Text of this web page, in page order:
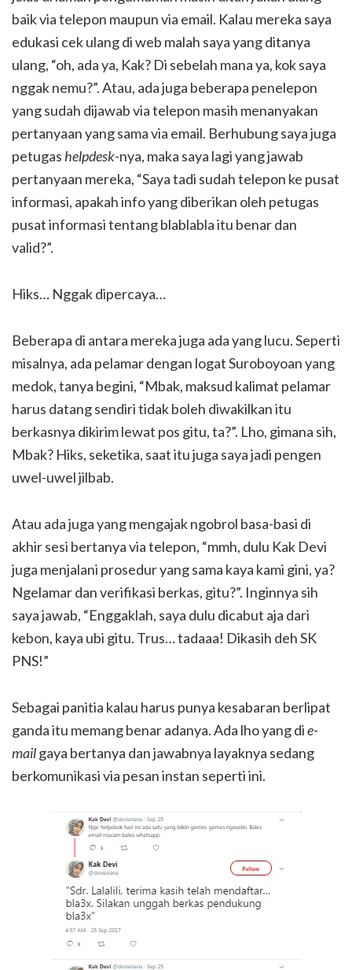
baik via telepon maupun via email. Kalau mereka saya
edukasi cek ulang di web malah saya yang ditanya
ulang, “oh, ada ya, Kak? Di sebelah mana ya, kok saya
nggak nemu?”. Atau, ada juga beberapa penelepon
yang sudah dijawab via telepon masih menanyakan
pertanyaan yang sama via email. Berhubung saya juga
petugas helpdesk-nya, maka saya lagi yang jawab
pertanyaan mereka, “Saya tadi sudah telepon ke pusat
informasi, apakah info yang diberikan oleh petugas
pusat informasi tentang blablabla itu benar dan
valid?”.
Hiks… Nggak dipercaya…
Beberapa di antara mereka juga ada yang lucu. Seperti
misalnya, ada pelamar dengan logat Suroboyoan yang
medok, tanya begini, “Mbak, maksud kalimat pelamar
harus datang sendiri tidak boleh diwakilkan itu
berkasnya dikirim lewat pos gitu, ta?”. Lho, gimana sih,
Mbak? Hiks, seketika, saat itu juga saya jadi pengen
uwel-uwel jilbab.
Atau ada juga yang mengajak ngobrol basa-basi di
akhir sesi bertanya via telepon, “mmh, dulu Kak Devi
juga menjalani prosedur yang sama kaya kami gini, ya?
Ngelamar dan verifikasi berkas, gitu?”. Inginnya sih
saya jawab, “Enggaklah, saya dulu dicabut aja dari
kebon, kaya ubi gitu. Trus… tadaaa! Dikasih deh SK
PNS!”
Sebagai panitia kalau harus punya kesabaran berlipat
ganda itu memang benar adanya. Ada lho yang die-
mailgaya bertanya dan jawabnya layaknya sedang
berkomunikasi via pesan instan seperti ini.